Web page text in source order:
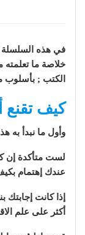
في
خلاصة ما تعلمته
الكتب ; بأسلوب
كيف
وأول ما نبدأ به
لست متأكدة إن
عندك إهتمام
إذا كانت إجابتك
أكثر على علم